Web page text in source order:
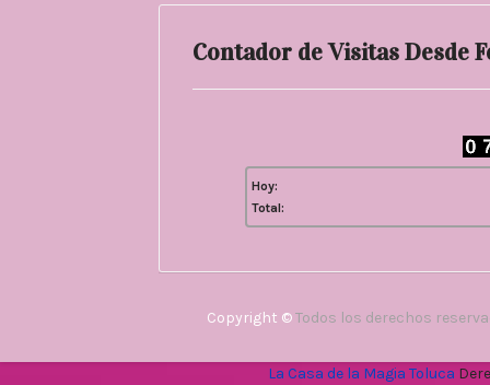
Contador de Visitas Desde
Hoy:
Total:
Copyright ©Todos los derechos
La Casa de la Magia Toluca